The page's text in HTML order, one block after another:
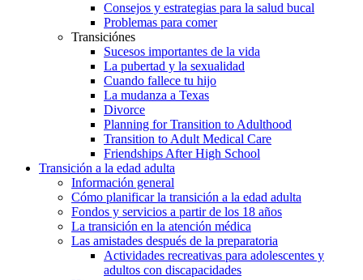
Consejos y estrategias para la salud bucal
Problemas para comer
Transiciónes
Sucesos importantes de la vida
La pubertad y la sexualidad
Cuando fallece tu hijo
La mudanza a Texas
Divorce
Planning for Transition to Adulthood
Transition to Adult Medical Care
Friendships After High School
Transición a la edad adulta
Información general
Cómo planificar la transición a la edad adulta
Fondos y servicios a partir de los 18 años
La transición en la atención médica
Las amistades después de la preparatoria
Actividades recreativas para adolescentes y
adultos con discapacidades